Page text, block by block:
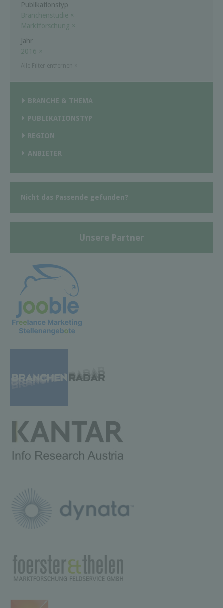
Publikationstyp
Branchenstudie ×
Marktforschung ×
Jahr
2016 ×
BRANCHE & THEMA
PUBLIKATIONSTYP
REGION
ANBIETER
Nicht das Passende gefunden?
Unsere Partner